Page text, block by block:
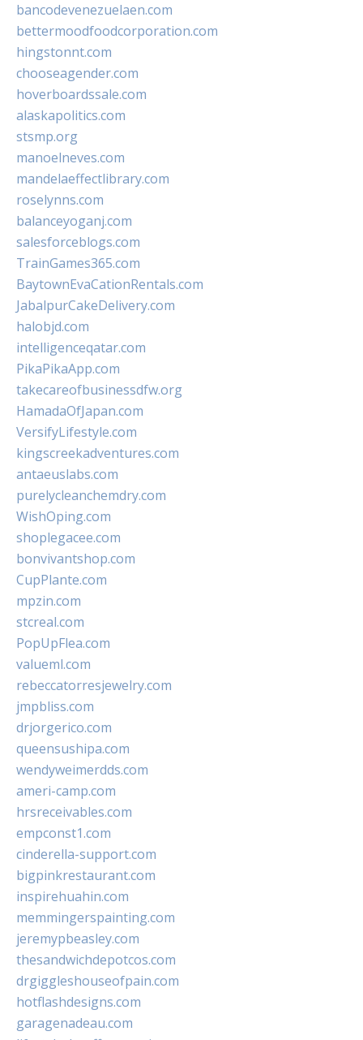
bancodevenezuelaen.com
bettermoodfoodcorporation.com
hingstonnt.com
chooseagender.com
hoverboardssale.com
alaskapolitics.com
stsmp.org
manoelneves.com
mandelaeffectlibrary.com
roselynns.com
balanceyoganj.com
salesforceblogs.com
TrainGames365.com
BaytownEvaCationRentals.com
JabalpurCakeDelivery.com
halobjd.com
intelligenceqatar.com
PikaPikaApp.com
takecareofbusinessdfw.org
HamadaOfJapan.com
VersifyLifestyle.com
kingscreekadventures.com
antaeuslabs.com
purelycleanchemdry.com
WishOping.com
shoplegacee.com
bonvivantshop.com
CupPlante.com
mpzin.com
stcreal.com
PopUpFlea.com
valueml.com
rebeccatorresjewelry.com
jmpbliss.com
drjorgerico.com
queensushipa.com
wendyweimerdds.com
ameri-camp.com
hrsreceivables.com
empconst1.com
cinderella-support.com
bigpinkrestaurant.com
inspirehuahin.com
memmingerspainting.com
jeremypbeasley.com
thesandwichdepotcos.com
drgiggleshouseofpain.com
hotflashdesigns.com
garagenadeau.com